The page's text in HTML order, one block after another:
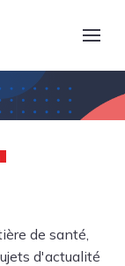
de santé,
d'actualité